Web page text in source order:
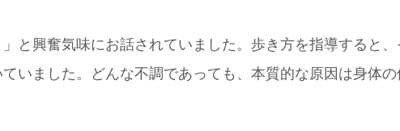
と興奮気味にお話されていました。 歩き方を指導すると
いました。
どんな不調であっても、本質的な原因は身体の